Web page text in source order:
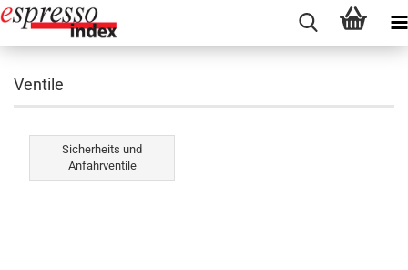
Ventile
Sicherheits und
Anfahrventile